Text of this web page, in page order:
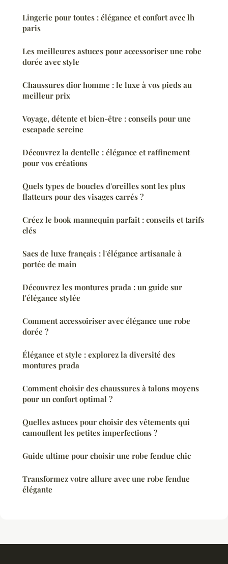
Lingerie pour toutes : élégance et confort avec lh
paris
Les meilleures astuces pour accessoriser une robe
dorée avec style
Chaussures dior homme : le luxe à vos pieds au
meilleur prix
Voyage, détente et bien-être : conseils pour une
escapade sereine
Découvrez la dentelle : élégance et raffinement
pour vos créations
Quels types de boucles d'oreilles sont les plus
flatteurs pour des visages carrés ?
Créez le book mannequin parfait : conseils et tarifs
clés
Sacs de luxe français : l'élégance artisanale à
portée de main
Découvrez les montures prada : un guide sur
l'élégance stylée
Comment accessoiriser avec élégance une robe
dorée ?
Élégance et style : explorez la diversité des
montures prada
Comment choisir des chaussures à talons moyens
pour un confort optimal ?
Quelles astuces pour choisir des vêtements qui
camouflent les petites imperfections ?
Guide ultime pour choisir une robe fendue chic
Transformez votre allure avec une robe fendue
élégante